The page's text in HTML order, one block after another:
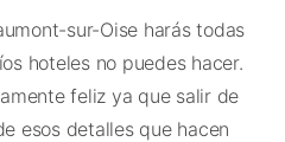
sur-Oise harás todas
hoteles no puedes hacer.
feliz ya que salir de
esos detalles que hacen